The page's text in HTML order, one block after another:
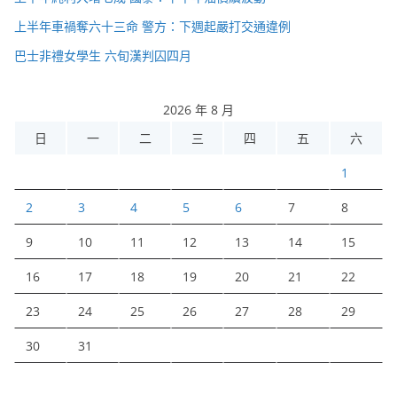
上半年車禍奪六十三命 警方：下週起嚴打交通違例
巴士非禮女學生 六旬漢判囚四月
2026 年 8 月
日
一 二 三 四 五 六
1
2 3 4 5 6 7 8
9 10 11 12 13 14 15
16 17 18 19 20 21 22
23 24 25 26 27 28 29
30 31